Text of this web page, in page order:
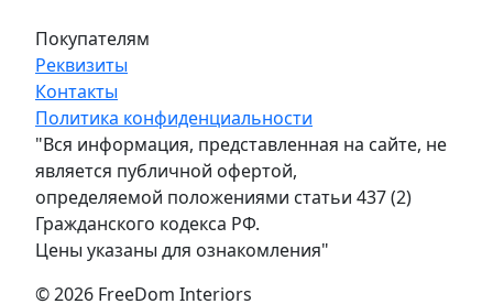
Покупателям
Реквизиты
Контакты
Политика конфиденциальности
"Вся информация, представленная на сайте, не
является публичной офертой,
определяемой положениями статьи 437 (2)
Гражданского кодекса РФ.
Цены указаны для ознакомления"
© 2026 FreeDom Interiors